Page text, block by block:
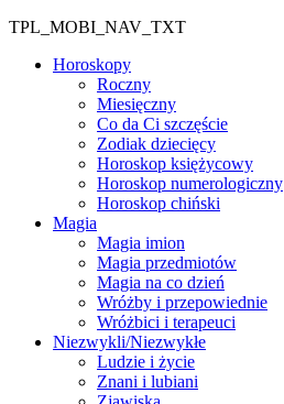
TPL_MOBI_NAV_TXT
Horoskopy
Roczny
Miesięczny
Co da Ci szczęście
Zodiak dziecięcy
Horoskop księżycowy
Horoskop numerologiczny
Horoskop chiński
Magia
Magia imion
Magia przedmiotów
Magia na co dzień
Wróżby i przepowiednie
Wróżbici i terapeuci
Niezwykli/Niezwykłe
Ludzie i życie
Znani i lubiani